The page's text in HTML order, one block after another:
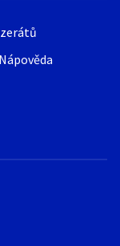
Nápověda